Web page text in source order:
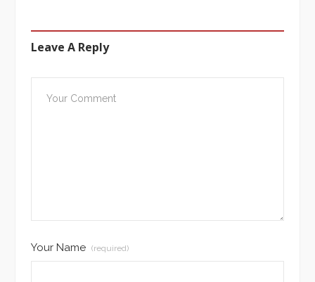
Leave A Reply
Your Name (required)